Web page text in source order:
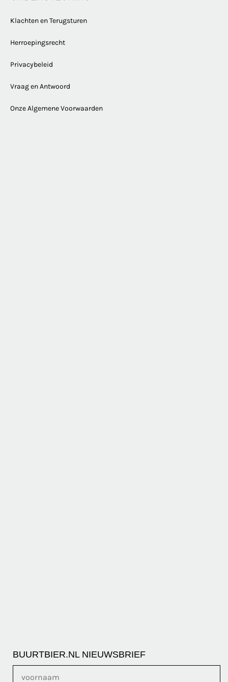
Klachten en Terugsturen
Herroepingsrecht
Privacybeleid
Vraag en Antwoord
Onze Algemene Voorwaarden
BUURTBIER.NL NIEUWSBRIEF